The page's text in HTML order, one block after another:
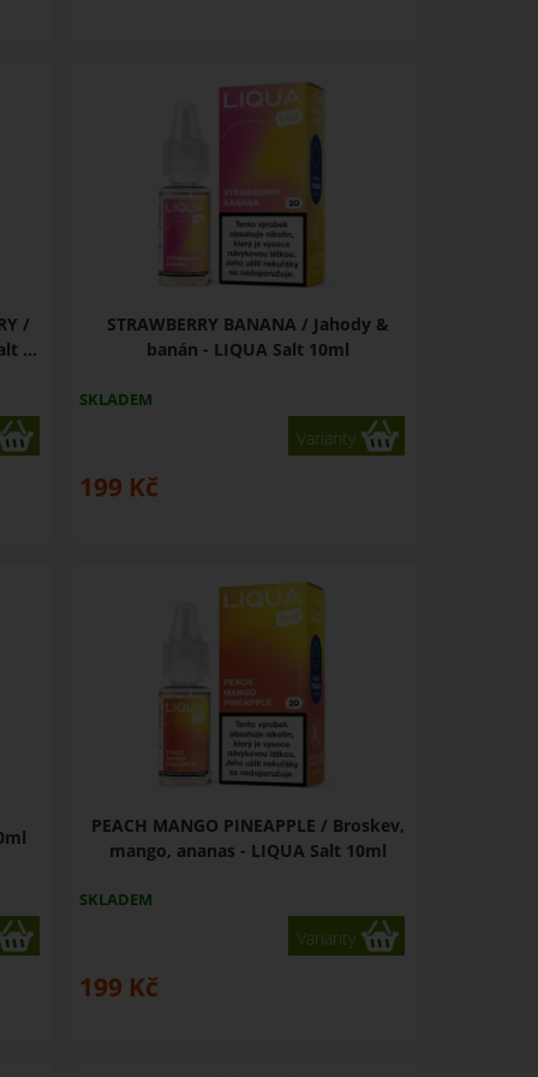
/
...
STRAWBERRY BANANA / Jahody &
banán - LIQUA Salt 10ml
SKLADEM
Varianty
199 Kč
PEACH MANGO PINEAPPLE / Broskev,
mango, ananas - LIQUA Salt 10ml
SKLADEM
Varianty
199 Kč